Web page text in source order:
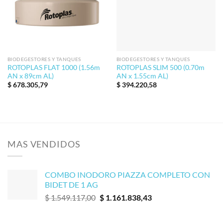
BIODEGESTORES Y TANQUES
ROTOPLAS FLAT 1000 (1.56m
AN x 89cm AL)
$678.305,79
BIODEGESTORES Y TANQUES
ROTOPLAS SLIM 500 (0.70m
AN x 1.55cm AL)
$394.220,58
MAS VENDIDOS
COMBO INODORO PIAZZA COMPLETO CON
BIDET DE 1 AG
$1.549.117,00 El
$1.161.838,43El